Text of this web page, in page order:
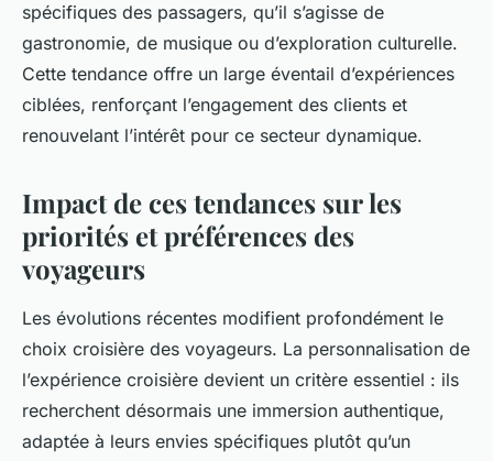
spécifiques des passagers, qu’il s’agisse de
gastronomie, de musique ou d’exploration culturelle.
Cette tendance offre un large éventail d’expériences
ciblées, renforçant l’engagement des clients et
renouvelant l’intérêt pour ce secteur dynamique.
Impact de ces tendances sur les
priorités et préférences des
voyageurs
Les évolutions récentes modifient profondément le
choix croisière des voyageurs. La personnalisation de
l’expérience croisière devient un critère essentiel : ils
recherchent désormais une immersion authentique,
adaptée à leurs envies spécifiques plutôt qu’un